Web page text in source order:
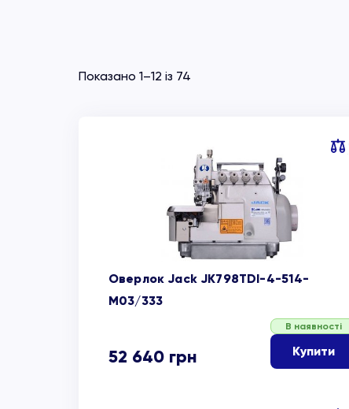
Показано 1–12 із 74
Оверлок Jack JK798TDI-4-514-
M03/333
52 640 грн
В наявності
Купити